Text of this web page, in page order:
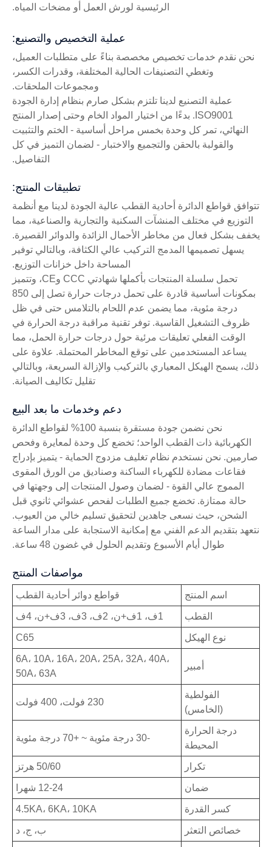
الرئيسية لورش العمل أو مضخات المياه.
عملية التخصيص والتصنيع:
نحن نقدم خدمات تخصيص مخصصة بناءً على متطلبات العميل،
وتغطي التصنيفات الحالية المختلفة، وقدرات الكسر،
ومجموعات الملحقات.
عملية التصنيع لدينا تلتزم بشكل صارم بنظام إدارة الجودة
ISO9001. بدءًا من اختيار المواد الخام وحتى إصدار المنتج
النهائي، تمر كل وحدة بخمس مراحل أساسية - الختم والتثبيت
والقولبة بالحقن والتجميع والاختبار - لضمان التميز في كل
التفاصيل.
تطبيقات المنتج:
تتوافق قواطع الدائرة أحادية القطب عالية الجودة لدينا مع أنظمة
التوزيع في مختلف المنشآت السكنية والتجارية والصناعية، مما
يخفف بشكل فعال من مخاطر الأحمال الزائدة والدوائر القصيرة.
يسهل تصميمها المدمج التركيب عالي الكثافة، وبالتالي توفير
المساحة داخل خزانات التوزيع.
تحمل سلسلة المنتجات بأكملها شهادتي CCC وCE، وتتميز
بمكونات أساسية قادرة على تحمل درجات حرارة تصل إلى 850
درجة مئوية، مما يضمن عدم اللحام بالتلامس حتى في ظل
ظروف التشغيل القاسية. توفر تقنية مراقبة درجة الحرارة في
الوقت الفعلي تعليقات مرئية حول درجات حرارة الحمل، مما
يساعد المستخدمين على توقع المخاطر المحتملة. علاوة على
ذلك، يسمح الهيكل المعياري بالتركيب والإزالة السريعة، وبالتالي
تقليل تكاليف الصيانة.
دعم وخدمات ما بعد البيع
نحن نضمن جودة مستقرة بنسبة 100% لقواطع الدائرة
الكهربائية ذات القطب الواحد؛ تخضع كل وحدة لمعايرة وفحص
صارمين. نحن نستخدم نظام تغليف مزدوج الحماية - يتميز بإدراج
فقاعات مضادة للكهرباء الساكنة وصناديق من الورق المقوى
المموج عالي القوة - لضمان وصول المنتجات إلى وجهتها في
حالة ممتازة. تخضع جميع الطلبات لفحص عشوائي ثانوي قبل
الشحن، حيث نسعى جاهدين لتحقيق تسليم خالي من العيوب.
نتعهد بتقديم الدعم الفني مع إمكانية الاستجابة على مدار الساعة
طوال أيام الأسبوع وتقديم الحلول في غضون 48 ساعة.
مواصفات المنتج
اسم المنتج قواطع دوائر أحادية القطب
القطب 1ف، 1ف+ن، 2ف، 3ف، 3ف+ن، 4ف
نوع الهيكل C65
أمبير
6A، 10A، 16A، 20A، 25A، 32A، 40A،
50A، 63A
الفولطية
(الخامس)
230 فولت، 400 فولت
درجة الحرارة
المحيطة
-30 درجة مئوية ~ +70 درجة مئوية
تكرار 50/60 هرتز
ضمان 12-24 شهرا
كسر القدرة 4.5KA، 6KA، 10KA
خصائص التعثر ب، ج، د